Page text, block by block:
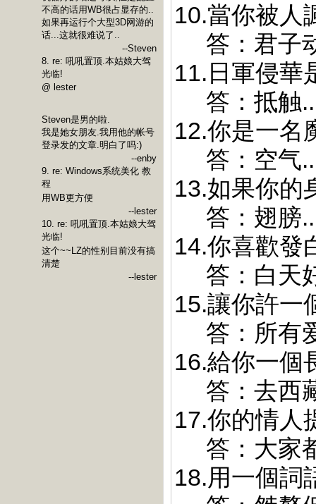
不高的话用WB很占显存的..
如果再运行个大型3D网游的
话...这就很难说了..
--Steven
8. re: 吼吼置顶.本姑娘大驾
光临!
@ lester
Steven是男的啦.
我是她女朋友.我用他的帐号
登录发的文章.明白了吗:)
--enby
9. re: Windows系统美化 教
程
用WB更方便
--lester
10. re: 吼吼置顶.本姑娘大驾
光临!
这个~~LZ的性别目前没有搞
清楚
--lester
10.當你被人
答：君子
11.日軍侵華
答：抵触
12.你是一名
答：空气
13.如果你的
答：翅膀
14.你喜歡發
答：白天
15.讓你許一
答：所有
16.給你一個
答：去西
17.你的情人
答：大家
18.用一個詞